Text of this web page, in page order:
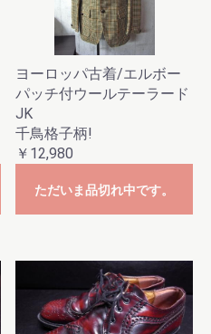
ヨーロッパ古着/エルボー
パッチ付ウールテーラード
JK
千鳥格子柄!
￥12,980
ただいま品切れ中です。